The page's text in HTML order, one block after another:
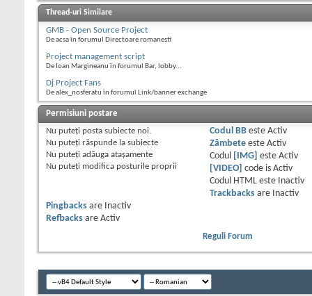
Thread-uri Similare
GMB - Open Source Project
De acsa în forumul Directoare romanesti
Project management script
De Ioan Margineanu în forumul Bar, lobby...
Dj Project Fans
De alex_nosferatu în forumul Link/banner exchange
Permisiuni postare
Nu puteţi posta subiecte noi.
Nu puteţi răspunde la subiecte
Nu puteţi adăuga ataşamente
Nu puteţi modifica posturile proprii
Codul BBeste Activ
Zâmbeteeste Activ
Codul
[IMG] este Activ
[VIDEO]
code is Activ
Codul HTML este
Inactiv
Trackbacksare
Inactiv
Pingbacks are
Inactiv
Refbacks are Activ
Reguli Forum